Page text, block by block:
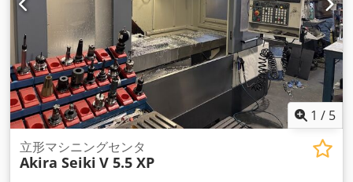
14500kg、制御: Siemens 828。ドキュメントあり。現地見学
も可能です。 Dksdpfx Alev Ubqbeaor
1 / 5
立形マシニングセンタ
Akira Seiki V 5.5 XP